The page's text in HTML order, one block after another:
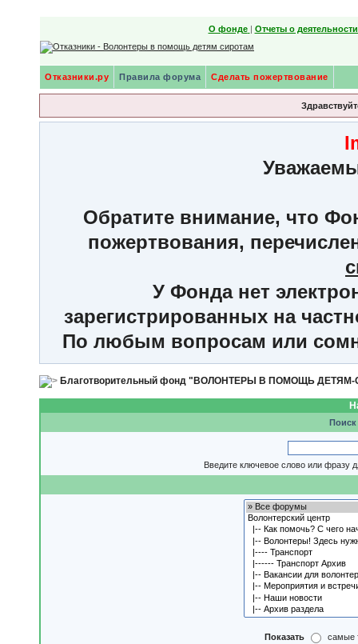
О фонде | Отчеты о
Отказники.ру Правила форума Сделать пожертвование
Обратите внимание, что
пожертвования,
У Фонда нет
зарегистрированных на
По любым вопросам или
Благотворительный фонд "ВОЛОНТЕРЫ В ПОМОЩЬ
Введите ключевое слово или фразу
Показать самые